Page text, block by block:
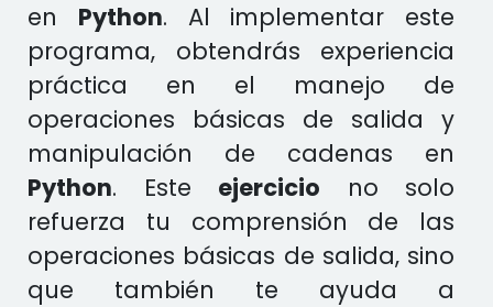
en Python. Al implementar este
programa, obtendrás experiencia
práctica en el manejo de
operaciones básicas de salida y
manipulación de cadenas en
Python. Este ejercicio no solo
refuerza tu comprensión de las
operaciones básicas de salida, sino
que también te ayuda a